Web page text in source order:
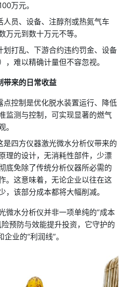
万元。
员、设备、注醇剂或热氮气车
万元到数十万元不等。
打乱、下游合约违约罚金、设备
难以精确计量但不容忽视。
带来的日常收益
控制是优化脱水装置运行、降低
监测与控制，可实现显著的燃气
。
四方仪器激光微水分析仪带来的
理的设计，无消耗性部件，少漂
底免除了传统分析仪器所必需的
。这意味着，无论企业以往在这
该部分成本都将大幅削减。
微水分析仪并非一项单纯的“成本
预防与效能提升投资，它守护的
业的“利润线”。